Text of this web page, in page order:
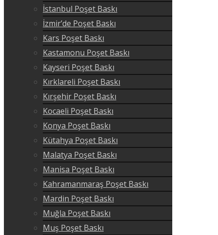
İstanbul Poşet Baskı
İzmir’de Poşet Baskı
Kars Poşet Baskı
Kastamonu Poşet Baskı
Kayseri Poşet Baskı
Kırklareli Poşet Baskı
Kırşehir Poşet Baskı
Kocaeli Poşet Baskı
Konya Poşet Baskı
Kütahya Poşet Baskı
Malatya Poşet Baskı
Manisa Poşet Baskı
Kahramanmaraş Poşet Baskı
Mardin Poşet Baskı
Muğla Poşet Baskı
Muş Poşet Baskı